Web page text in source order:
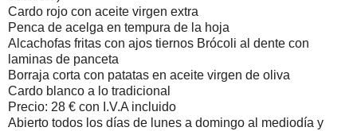
Cardo rojo con aceite virgen extra
Penca de acelga en tempura de la hoja
Alcachofas fritas con ajos tiernos Brócoli al dente con
laminas de panceta
Borraja corta con patatas en aceite virgen de oliva
Cardo blanco a lo tradicional
Precio: 28 € con I.V.A incluido
Abierto todos los días de lunes a domingo al mediodía y